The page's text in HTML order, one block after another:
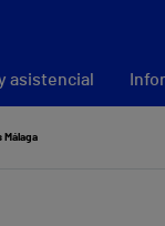
asistencial
Málaga